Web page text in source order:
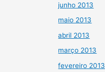
junho 2013
maio 2013
abril 2013
março 2013
fevereiro 2013